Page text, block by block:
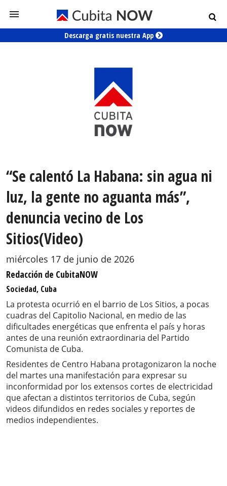
Descarga gratis nuestra App
“Se calentó La Habana: sin agua ni
luz, la gente no aguanta más”,
denuncia vecino de Los
Sitios(Video)
miércoles 17 de junio de 2026
Redacción de CubitaNOW
Sociedad, Cuba
La protesta ocurrió en el barrio de Los Sitios, a pocas
cuadras del Capitolio Nacional, en medio de las
dificultades energéticas que enfrenta el país y horas
antes de una reunión extraordinaria del Partido
Comunista de Cuba.
Residentes de Centro Habana protagonizaron la noche
del martes una manifestación para expresar su
inconformidad por los extensos cortes de electricidad
que afectan a distintos territorios de Cuba, según
videos difundidos en redes sociales y reportes de
medios independientes.